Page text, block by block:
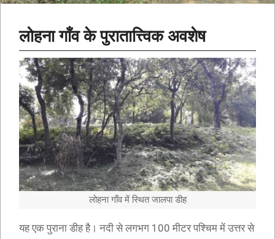
लोहना गाँव के पुरातात्त्विक अवशेष
लोहना गाँव में स्थित जालपा डीह
यह एक पुराना डीह है। नदी से लगभग 100 मीटर पश्चिम में उत्तर से